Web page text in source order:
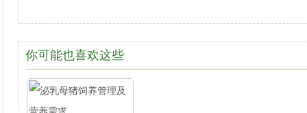
你可能也喜欢这些